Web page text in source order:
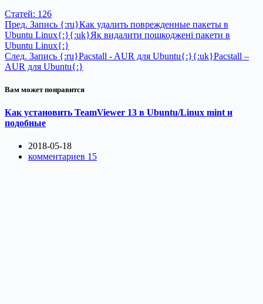
Статей: 126
Пред. Запись {:ru}Как удалить поврежденные пакеты в
Ubuntu Linux{:}{:uk}Як видалити пошкоджені пакети в
Ubuntu Linux{:}
След. Запись {:ru}Pacstall - AUR для Ubuntu{:}{:uk}Pacstall –
AUR для Ubuntu{:}
Вам может понравится
Как установить TeamViewer 13 в Ubuntu/Linux mint и
подобные
2018-05-18
комментариев 15